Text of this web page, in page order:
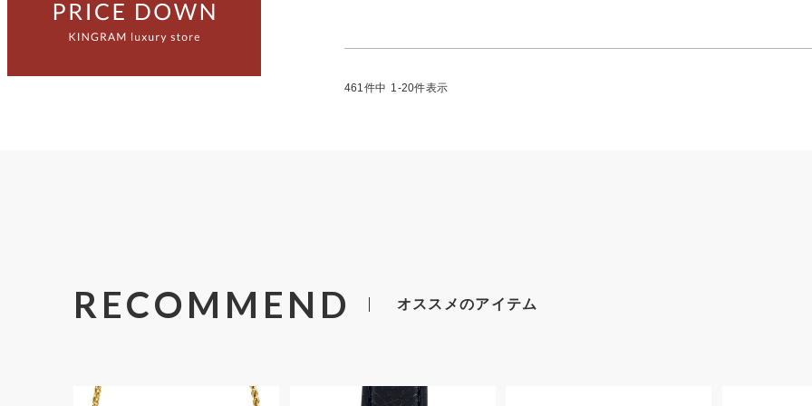
461件中 1-20件表示
RECOMMEND オススメのアイテム